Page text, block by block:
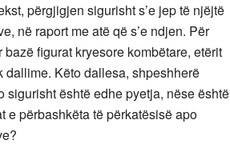
përgjigjen sigurisht s’e jep të njëjtë
në raport me atë që s’e ndjen. Për
figurat kryesore kombëtare, etërit
dallime. Këto dallesa, shpeshherë
është edhe pyetja, nëse është
e përbashkëta të përkatësisë apo